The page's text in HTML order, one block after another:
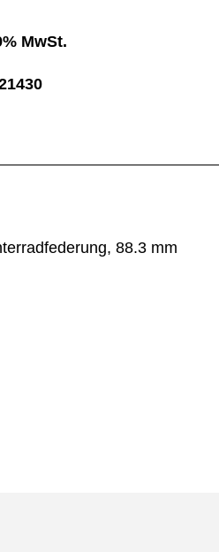
MwSt.
88.3 mm